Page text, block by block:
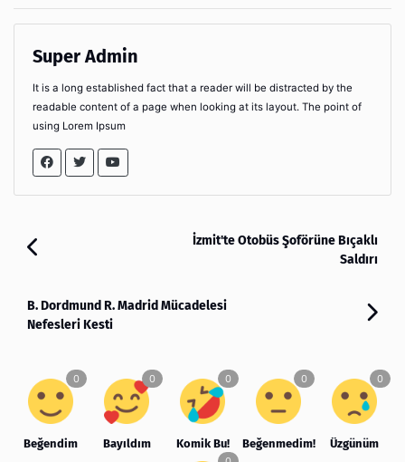
Super Admin
It is a long established fact that a reader will be distracted by the
readable content of a page when looking at its layout. The point of
using Lorem Ipsum
İzmit'te Otobüs Şoförüne Bıçaklı
Saldırı
B. Dordmund R. Madrid Mücadelesi
Nefesleri Kesti
Beğendim Bayıldım Komik Bu! Beğenmedim! Üzgünüm